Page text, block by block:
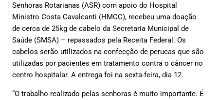
Senhoras Rotarianas (ASR) com apoio do Hospital
Ministro Costa Cavalcanti (HMCC), recebeu uma doação
de cerca de 25kg de cabelo da Secretaria Municipal de
Saúde (SMSA) – repassados pela Receita Federal. Os
cabelos serão utilizados na confecção de perucas que são
utilizadas por pacientes em tratamento contra o câncer no
centro hospitalar. A entrega foi na sexta-feira, dia 12.
“O trabalho realizado pelas senhoras é muito importante. É